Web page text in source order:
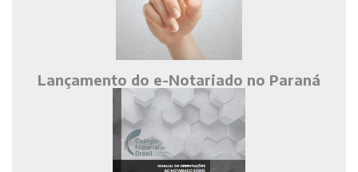
Lançamento do e-Notariado no Paraná